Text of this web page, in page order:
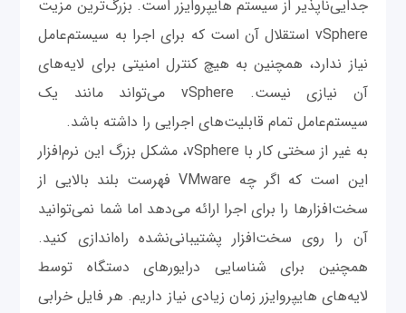
جدایی‌ناپذیر از سیستم هایپروایزر است. بزرگ‌ترین مزیت
vSphere استقلال آن است که برای اجرا به سیستم‌عامل
نیاز ندارد، همچنین به هیچ کنترل امنیتی برای لایه‌های
آن نیازی نیست. vSphere می‌تواند مانند یک
سیستم‌عامل تمام قابلیت‌های اجرایی را داشته باشد.
به غیر از سختی کار با vSphere، مشکل بزرگ این نرم‌افزار
این است که اگر چه VMware فهرست بلند بالایی از
سخت‌افزارها را برای اجرا ارائه می‌دهد اما شما نمی‌توانید
آن را روی سخت‌افزار پشتیبانی‌نشده راه‌اندازی کنید.
همچنین برای شناسایی درایورهای دستگاه توسط
لایه‌های هایپروایزر زمان زیادی نیاز داریم. هر فایل خرابی